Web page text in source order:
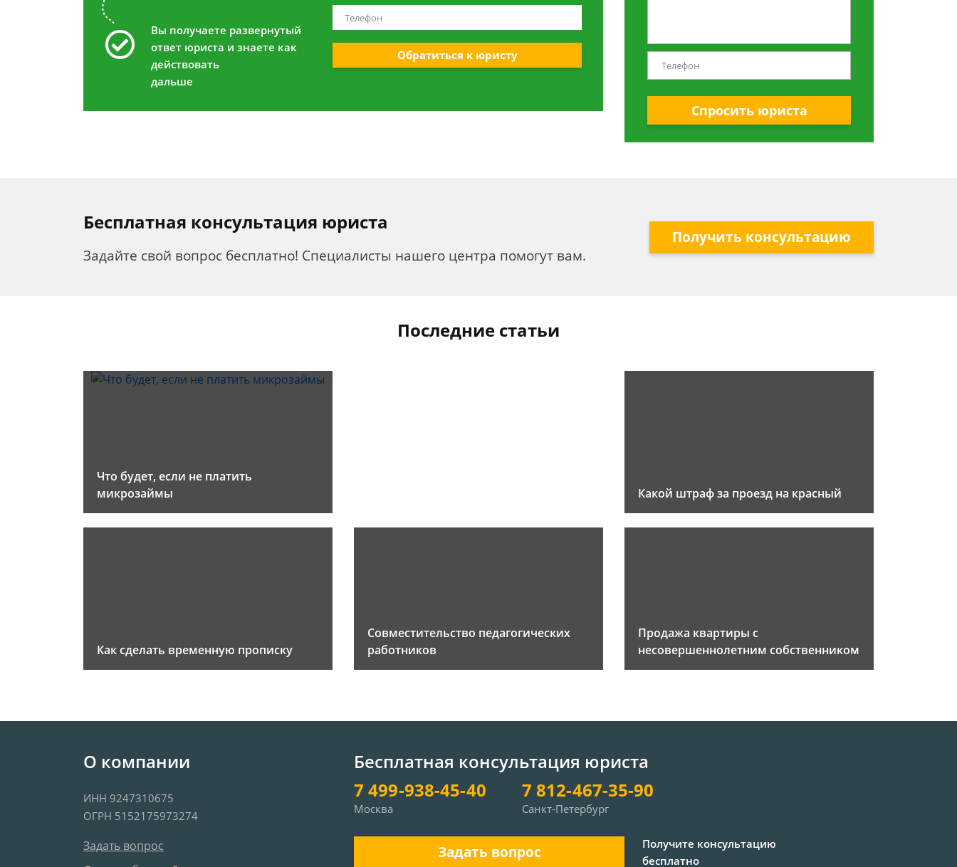
Вы получаете развернутый
ответ юриста и знаете как
действовать
дальше
Обратиться к юристу
Спросить юриста
Бесплатная консультация юриста
Задайте свой вопрос бесплатно! Специалисты нашего центра помогут вам.
Получить консультацию
Последние статьи
Что будет, если не платить
микрозаймы
Какой штраф за проезд на красный
Как сделать временную прописку
Совместительство педагогических
работников
Продажа квартиры с
несовершеннолетним собственником
О компании
ИНН 9247310675
ОГРН 5152175973274
Задать вопрос
Бесплатная консультация юриста
7 499-938-45-40
Москва
7 812-467-35-90
Санкт-Петербург
Задать вопрос
Получите консультацию
бесплатно